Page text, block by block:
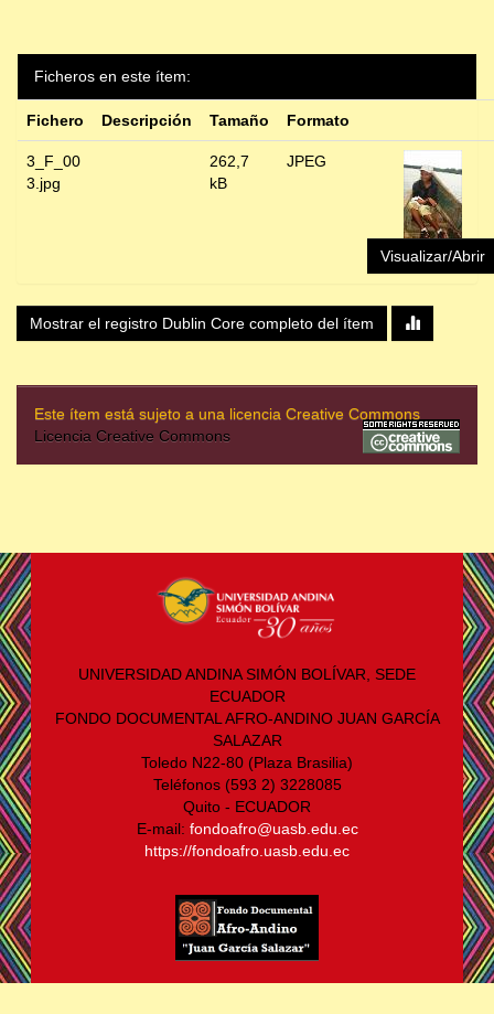
Ficheros en este ítem:
Fichero Descripción Tamaño Formato
3_F_00
3.jpg
262,7
kB
JPEG
Visualizar/Abrir
Mostrar el registro Dublin Core completo del ítem
Este ítem está sujeto a una licencia Creative Commons
Licencia Creative Commons
UNIVERSIDAD ANDINA SIMÓN BOLÍVAR, SEDE
ECUADOR
FONDO DOCUMENTAL AFRO-ANDINO JUAN GARCÍA
SALAZAR
Toledo N22-80 (Plaza Brasilia)
Teléfonos (593 2) 3228085
Quito - ECUADOR
E-mail: fondoafro@uasb.edu.ec
https://fondoafro.uasb.edu.ec